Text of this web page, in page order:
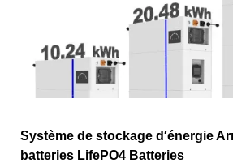
Système de stockage d′énergie
batteries LifePO4 Batteries